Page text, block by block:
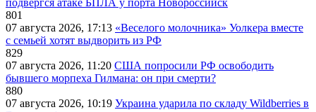
подвергся атаке БПЛА у порта Новороссийск
801
07 августа 2026, 17:13 «Веселого молочника» Уолкера вместе
с семьей хотят выдворить из РФ
829
07 августа 2026, 11:20 США попросили РФ освободить
бывшего морпеха Гилмана: он при смерти?
880
07 августа 2026, 10:19 Украина ударила по складу Wildberries в